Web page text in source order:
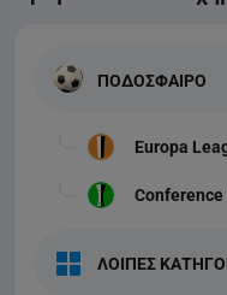
ΠΟΔΟΣΦΑΙΡΟ
Europa
Conference
ΛΟΙΠΕΣ